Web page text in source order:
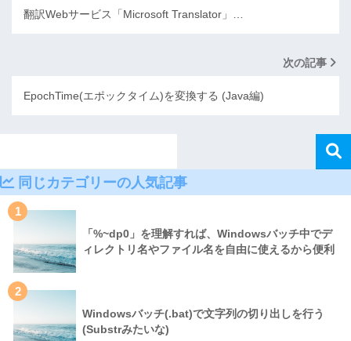
翻訳Webサービス「Microsoft Translator」…
次の記事
EpochTime(エポックタイム)を変換する (Java編)
同じカテゴリーの人気記事
1
「%~dp0」を理解すれば、Windowsバッチ中でデ
ィレクトリ名やファイル名を自由に使えるから便利
2
Windowsバッチ(.bat)で文字列の切り出しを行う
(Substrみたいな)